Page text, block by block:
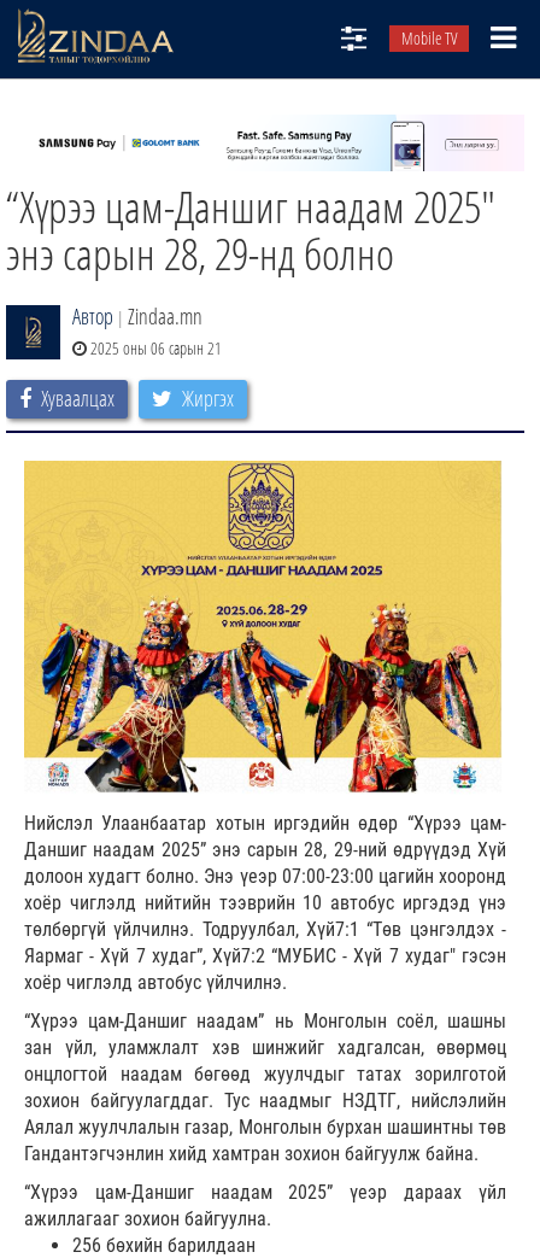
Mobile TV
ТВ8
ӨГЛӨӨНИЙ СОНИН
АУДИО ЗОХИОЛ
ЗИНДАА СЭТГҮҮЛ
“Хүрээ цам-Даншиг наадам 2025"
энэ сарын 28, 29-нд болно
Автор | Zindaa.mn
2025 оны 06 сарын 21
Хуваалцах Жиргэх
Нийслэл Улаанбаатар хотын иргэдийн өдөр “Хүрээ цам-
Даншиг наадам 2025” энэ сарын 28, 29-ний өдрүүдэд Хүй
долоон худагт болно. Энэ үеэр 07:00-23:00 цагийн хооронд
хоёр чиглэлд нийтийн тээврийн 10 автобус иргэдэд үнэ
төлбөргүй үйлчилнэ. Тодруулбал, Хүй7:1 “Төв цэнгэлдэх -
Яармаг - Хүй 7 худаг”, Хүй7:2 “МУБИС - Хүй 7 худаг" гэсэн
хоёр чиглэлд автобус үйлчилнэ.
“Хүрээ цам-Даншиг наадам” нь Монголын соёл, шашны
зан үйл, уламжлалт хэв шинжийг хадгалсан, өвөрмөц
онцлогтой наадам бөгөөд жуулчдыг татах зорилготой
зохион байгуулагддаг. Тус наадмыг НЗДТГ, нийслэлийн
Аялал жуулчлалын газар, Монголын бурхан шашинтны төв
Гандантэгчэнлин хийд хамтран зохион байгуулж байна.
“Хүрээ цам-Даншиг наадам 2025” үеэр дараах үйл
ажиллагааг зохион байгуулна.
256 бөхийн барилдаан